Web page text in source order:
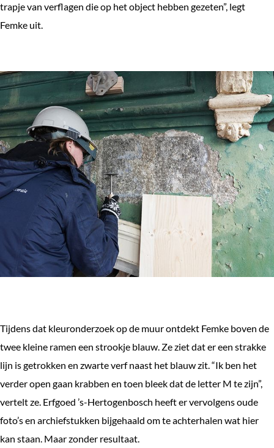
trapje van verflagen die op het object hebben gezeten”, legt
Femke uit.
Tijdens dat kleuronderzoek op de muur ontdekt Femke boven de
twee kleine ramen een strookje blauw. Ze ziet dat er een strakke
lijn is getrokken en zwarte verf naast het blauw zit. “Ik ben het
verder open gaan krabben en toen bleek dat de letter M te zijn”,
vertelt ze. Erfgoed ’s-Hertogenbosch heeft er vervolgens oude
foto’s en archiefstukken bijgehaald om te achterhalen wat hier
kan staan. Maar zonder resultaat.